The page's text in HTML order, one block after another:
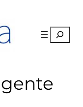
Buscar